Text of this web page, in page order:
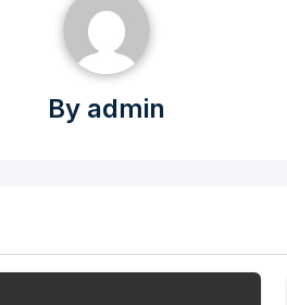
By admin